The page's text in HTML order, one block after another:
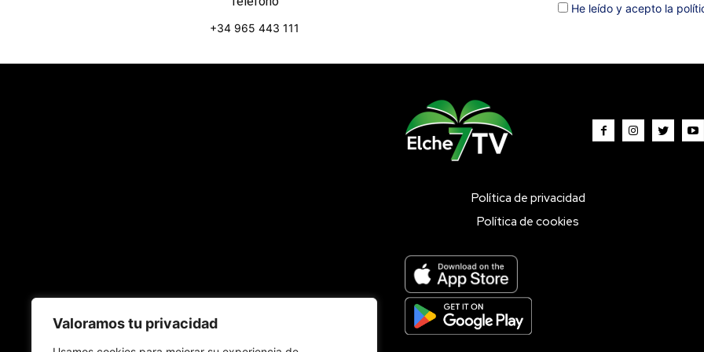
Valoramos tu privacidad
+34 965 443 111
He leído y acepto la
Política de privacidad
Política de cookies